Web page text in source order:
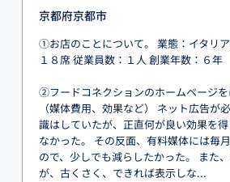
京都府京都市
①お店のことについて。 業態：イタリア
１８席 従業員数：１人 創業年数：６年
②フードコネクションのホームページ
（媒体費用、効果など） ネット広告が
識はしていたが、正直何が良い効果を
なかった。 その反面、有料媒体には毎
ので、少しでも減らしたかった。 また
が、古くさく、できれば表示しな...